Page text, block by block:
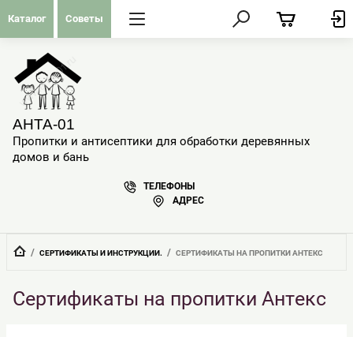
Каталог Советы
АНТА-01
Пропитки и антисептики для обработки деревянных
домов и бань
ТЕЛЕФОНЫ
АДРЕС
  /
СЕРТИФИКАТЫ И ИНСТРУКЦИИ.
  /
СЕРТИФИКАТЫ НА ПРОПИТКИ АНТЕКС
Сертификаты на пропитки Антекс